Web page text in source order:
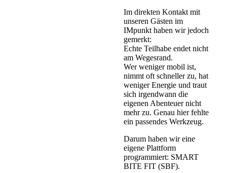
Im direkten Kontakt mit
unseren Gästen im
IMpunkt haben wir jedoch
gemerkt:
Echte Teilhabe endet nicht
am Wegesrand.
Wer weniger mobil ist,
nimmt oft schneller zu, hat
weniger Energie und traut
sich irgendwann die
eigenen Abenteuer nicht
mehr zu. Genau hier fehlte
ein passendes Werkzeug.
Darum haben wir eine
eigene Plattform
programmiert: SMART
BITE FIT (SBF).